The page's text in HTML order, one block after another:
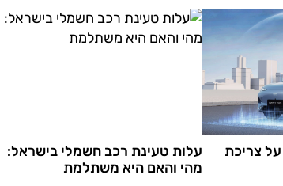
צריכת
עלות טעינת רכב חשמלי בישראל:
מהי והאם היא משתלמת